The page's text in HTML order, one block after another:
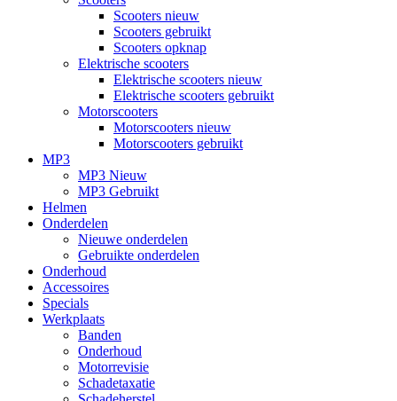
Scooters nieuw
Scooters gebruikt
Scooters opknap
Elektrische scooters
Elektrische scooters nieuw
Elektrische scooters gebruikt
Motorscooters
Motorscooters nieuw
Motorscooters gebruikt
MP3
MP3 Nieuw
MP3 Gebruikt
Helmen
Onderdelen
Nieuwe onderdelen
Gebruikte onderdelen
Onderhoud
Accessoires
Specials
Werkplaats
Banden
Onderhoud
Motorrevisie
Schadetaxatie